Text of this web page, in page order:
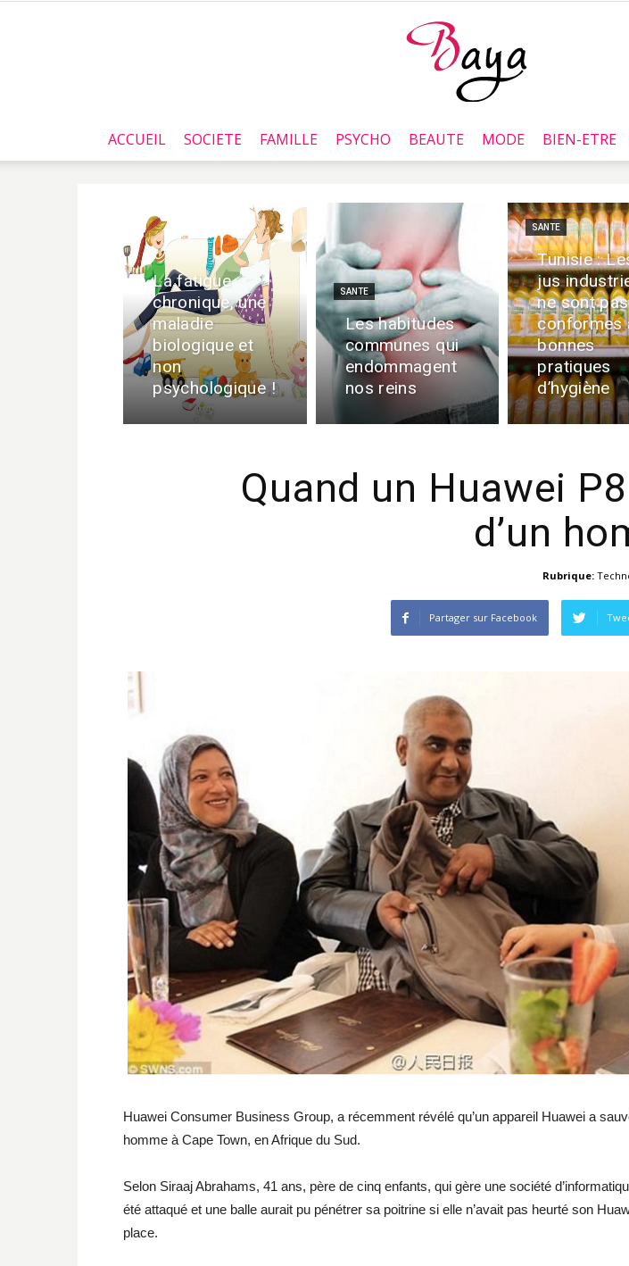
Baya.tn
ACCUEIL SOCIETE FAMILLE PSYCHO BEAUTE MODE BIEN-ETRE
La fatigue
chronique, une
maladie
biologique et
non
psychologique !
SANTE
Les habitudes
communes qui
endommagent
nos reins
SANTE
Tunisie :
jus
ne sont pas
conformes
bonnes
pratiques
d’hygiène
Quand un Huawei
d’un
Rubrique:
Partager sur Facebook
Huawei Consumer Business Group, a récemment révélé qu’un appareil Huawei a
homme à Cape Town, en Afrique du Sud.
Selon Siraaj Abrahams, 41 ans, père de cinq enfants, qui gère une société
été attaqué et une balle aurait pu pénétrer sa poitrine si elle n’avait pas heurté son
place.